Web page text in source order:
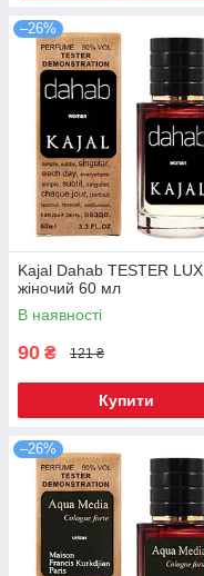
–26%
Kajal Dahab TESTER LUX
жіночий 60 мл
В наявності
90 ₴ 121 ₴
Купити
–26%